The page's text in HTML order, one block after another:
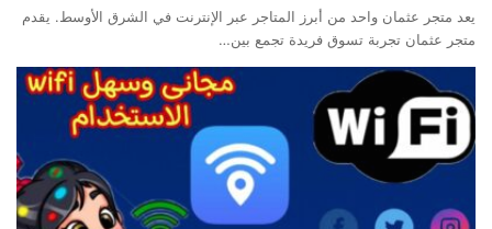
يعد متجر عثمان واحد من أبرز المتاجر عبر الإنترنت في الشرق الأوسط. يقدم
متجر عثمان تجربة تسوق فريدة تجمع بين…